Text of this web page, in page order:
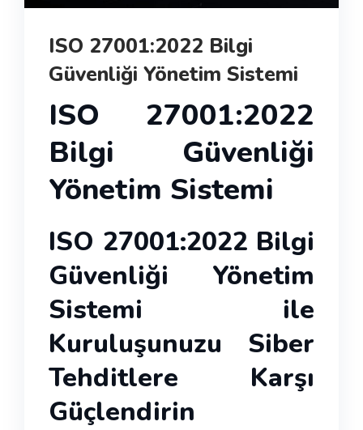
ISO 27001:2022 Bilgi
Güvenliği Yönetim Sistemi
ISO 27001:2022
Bilgi Güvenliği
Yönetim Sistemi
ISO 27001:2022 Bilgi
Güvenliği Yönetim
Sistemi ile
Kuruluşunuzu Siber
Tehditlere Karşı
Güçlendirin